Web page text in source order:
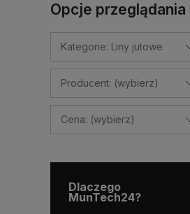
Opcje przeglądania
Kategorie: Liny jutowe
Producent: (wybierz)
Cena: (wybierz)
Dlaczego
MunTech24?